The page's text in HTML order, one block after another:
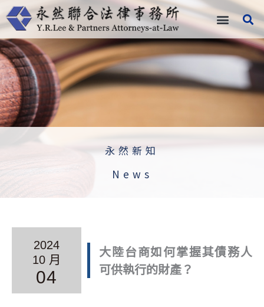
跳
至
主
要
內
容
永然新知
News
2024
10 月
04
大陸台商如何掌握其債務人
可供執行的財產？